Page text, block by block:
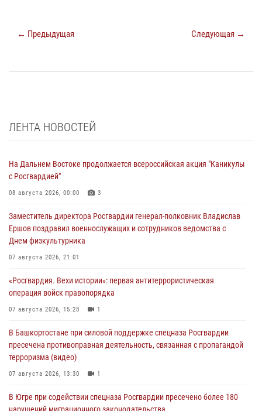
← Предыдущая Следующая →
ЛЕНТА НОВОСТЕЙ
На Дальнем Востоке продолжается всероссийская акция "Каникулы
с Росгвардией"
08 августа 2026, 00:00 3
Заместитель директора Росгвардии генерал-полковник Владислав
Ершов поздравил военнослужащих и сотрудников ведомства с
Днем физкультурника
07 августа 2026, 21:01
«Росгвардия. Вехи истории»: первая антитеррористическая
операция войск правопорядка
07 августа 2026, 15:28 1
В Башкортостане при силовой поддержке спецназа Росгвардии
пресечена противоправная деятельность, связанная с пропагандой
терроризма (видео)
07 августа 2026, 13:30 1
В Югре при содействии спецназа Росгвардии пресечено более 180
нарушений миграционного законодательства